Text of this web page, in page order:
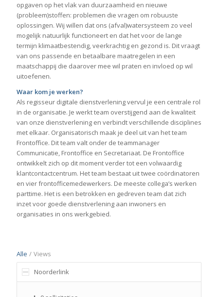
opgaven op het vlak van duurzaamheid en nieuwe
(probleem)stoffen: problemen die vragen om robuuste
oplossingen. Wij willen dat ons (afval)watersysteem zo veel
mogelijk natuurlijk functioneert en dat het voor de lange
termijn klimaatbestendig, veerkrachtig en gezond is. Dit vraagt
van ons passende en betaalbare maatregelen in een
maatschappij die daarover mee wil praten en invloed op wil
uitoefenen.
Waar kom je werken?
Als regisseur digitale dienstverlening vervul je een centrale rol
in de organisatie. Je werkt team overstijgend aan de kwaliteit
van onze dienstverlening en verbindt verschillende disciplines
met elkaar. Organisatorisch maak je deel uit van het team
Frontoffice. Dit team valt onder de teammanager
Communicatie, Frontoffice en Secretariaat. De Frontoffice
ontwikkelt zich op dit moment verder tot een volwaardig
klantcontactcentrum. Het team bestaat uit twee coördinatoren
en vier frontofficemedewerkers. De meeste collega’s werken
parttime. Het is een betrokken en gedreven team dat zich
inzet voor goede dienstverlening aan inwoners en
organisaties in ons werkgebied.
Alle / Views
Noorderlink